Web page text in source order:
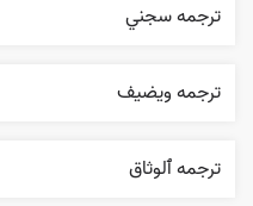
ترجمه سجني
ترجمه ويضيف
ترجمه ٱلوثاق